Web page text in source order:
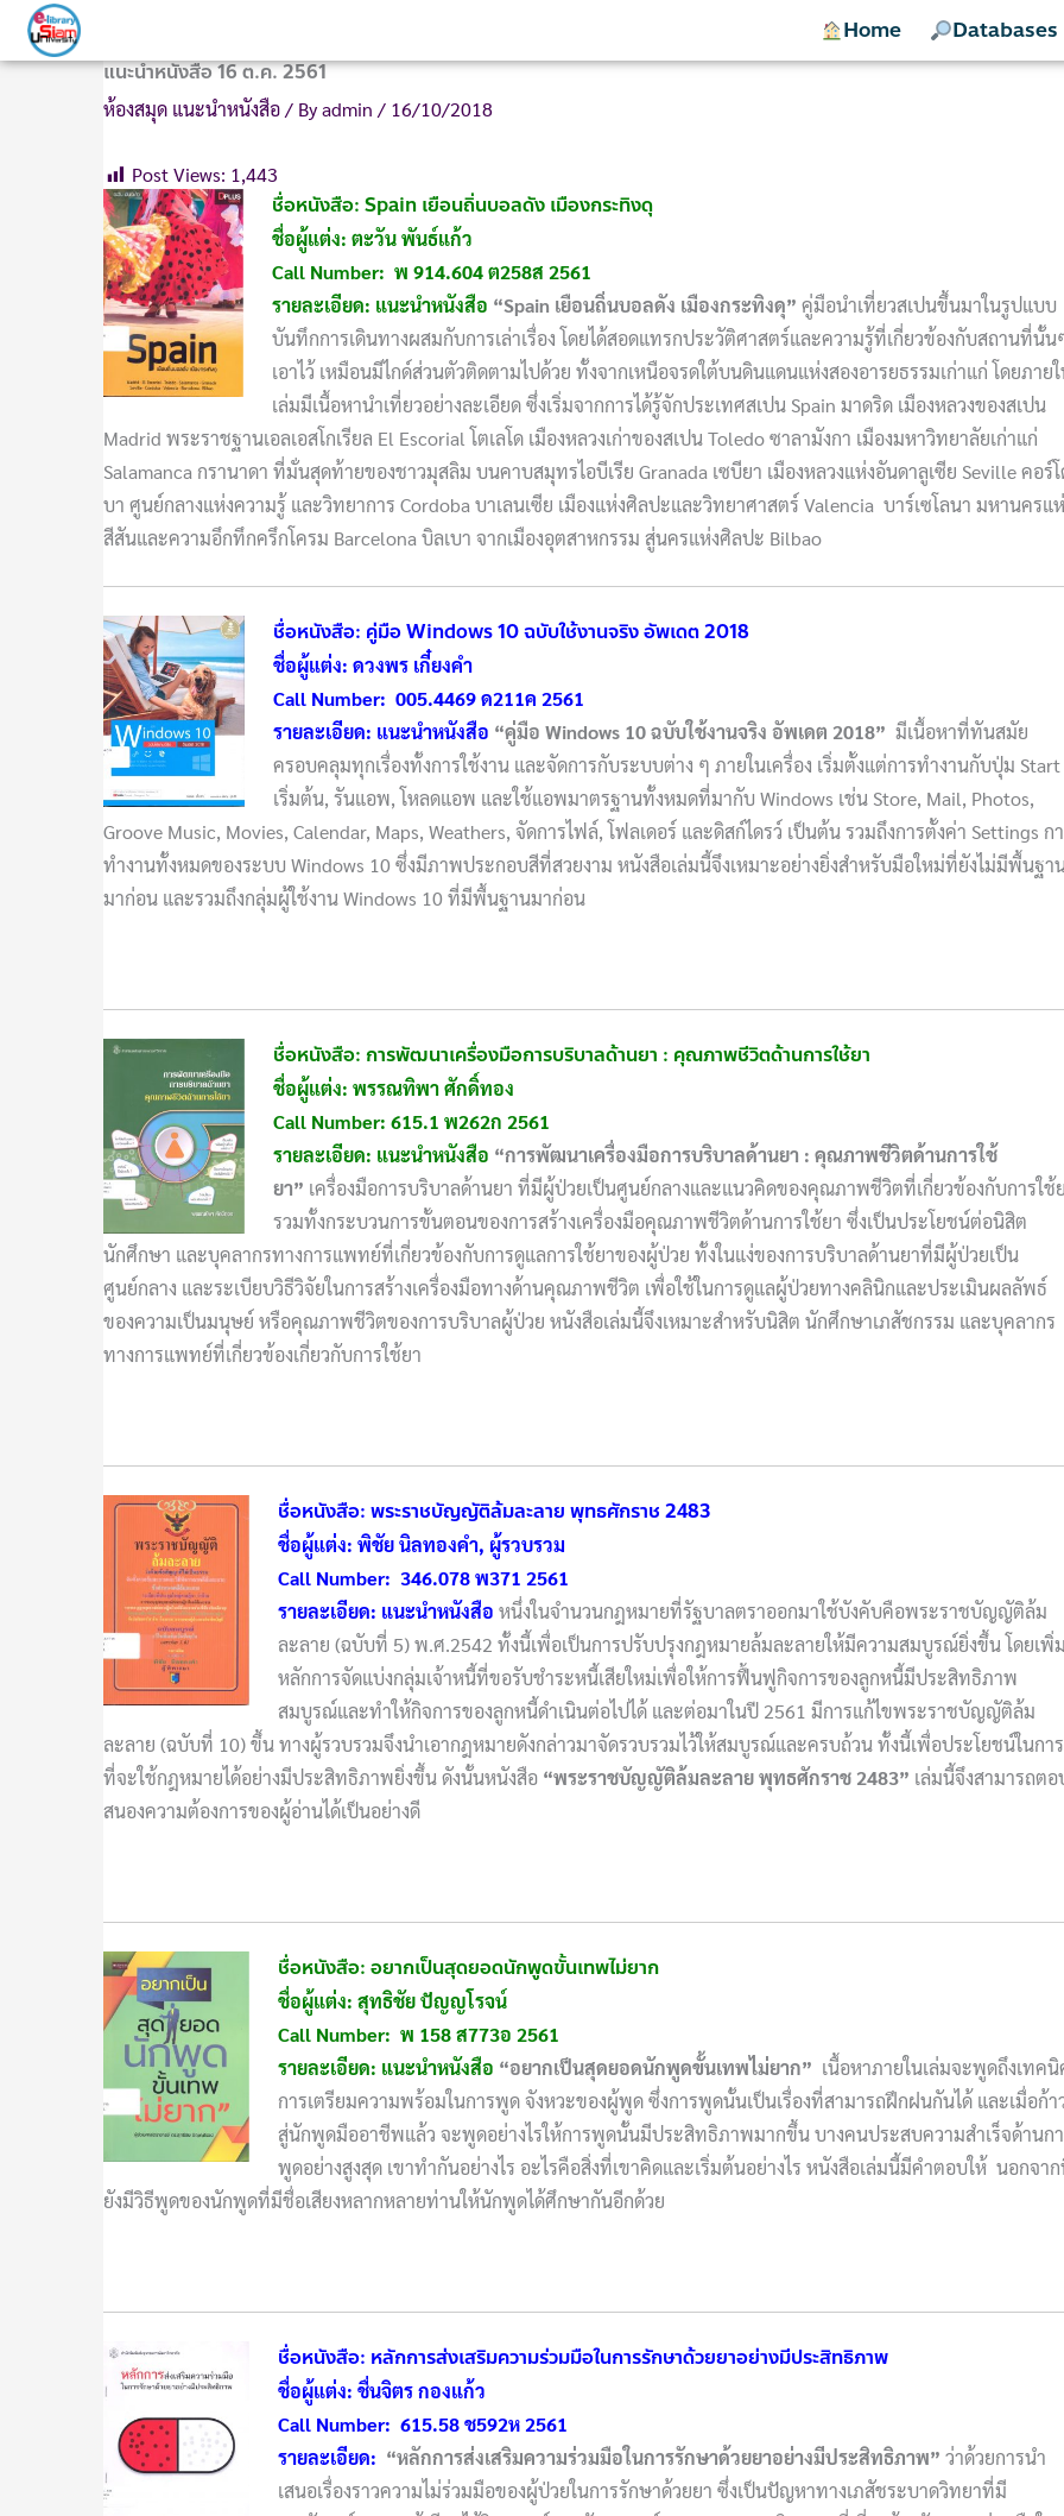
Skip
Home Databases
แนะนำหนังสือ 16 ต.ค. 2561
ห้องสมุด แนะนำหนังสือ/ Byadmin / 16/10/2018
Post Views: 1,443
ชื่อหนังสือ: Spain เยือนถิ่นบอลดัง เมืองกระทิงดุ
ชื่อผู้แต่ง: ตะวัน พันธ์แก้ว
Call Number: พ 914.604 ต258ส 2561
รายละเอียด: แนะนำหนังสือ “Spain เยือนถิ่นบอลดัง เมืองกระทิงดุ” คู่มือนำเที่ยวสเปนขึ้นมาในรูปแบบ
บันทึกการเดินทางผสมกับการเล่าเรื่อง โดยได้สอดแทรกประวัติศาสตร์และความรู้ที่เกี่ยวข้องกับสถานที่นั้น
เอาไว้ เหมือนมีไกด์ส่วนตัวติดตามไปด้วย ทั้งจากเหนือจรดใต้บนดินแดนแห่งสองอารยธรรมเก่าแก่ โดยภาย
เล่มมีเนื้อหานำเที่ยวอย่างละเอียด ซึ่งเริ่มจากการได้รู้จักประเทศสเปน Spain มาดริด เมืองหลวงของสเปน
Madrid พระราชฐานเอลเอสโกเรียล El Escorial โตเลโด เมืองหลวงเก่าของสเปน Toledo ซาลามังกา เมืองมหาวิทยาลัยเก่าแก่
Salamanca กรานาดา ที่มั่นสุดท้ายของชาวมุสลิม บนคาบสมุทรไอบีเรีย Granada เซบียา เมืองหลวงแห่งอันดาลูเซีย Seville คอร์
บา ศูนย์กลางแห่งความรู้ และวิทยาการ Cordoba บาเลนเซีย เมืองแห่งศิลปะและวิทยาศาสตร์ Valencia บาร์เซโลนา มหานครแ
สีสันและความอึกทึกครึกโครม Barcelona บิลเบา จากเมืองอุตสาหกรรม สู่นครแห่งศิลปะ Bilbao
ชื่อหนังสือ: คู่มือ Windows 10 ฉบับใช้งานจริง อัพเดต 2018
ชื่อผู้แต่ง: ดวงพร เกี๋ยงคำ
Call Number: 005.4469 ด211ค 2561
รายละเอียด: แนะนำหนังสือ “คู่มือ Windows 10ฉบับใช้งานจริง อัพเดต 2018” มีเนื้อหาที่ทันสมัย
ครอบคลุมทุกเรื่องทั้งการใช้งาน และจัดการกับระบบต่าง ๆ ภายในเครื่อง เริ่มตั้งแต่การทำงานกับปุ่ม Start
เริ่มต้น, รันแอพ, โหลดแอพ และใช้แอพมาตรฐานทั้งหมดที่มากับ Windows เช่น Store, Mail, Photos,
Groove Music, Movies, Calendar, Maps, Weathers, จัดการไฟล์, โฟลเดอร์ และดิสก์ไดรว์ เป็นต้น รวมถึงการตั้งค่า Settings ก
ทำงานทั้งหมดของระบบ Windows 10 ซึ่งมีภาพประกอบสีที่สวยงาม หนังสือเล่มนี้จึงเหมาะอย่างยิ่งสำหรับมือใหม่ที่ยังไม่มีพื้นฐา
มาก่อน และรวมถึงกลุ่มผู้ใช้งาน Windows 10 ที่มีพื้นฐานมาก่อน
ชื่อหนังสือ: การพัฒนาเครื่องมือการบริบาลด้านยา : คุณภาพชีวิตด้านการใช้ยา
ชื่อผู้แต่ง: พรรณทิพา ศักดิ์ทอง
Call Number: 615.1 พ262ก 2561
รายละเอียด: แนะนำหนังสือ “การพัฒนาเครื่องมือการบริบาลด้านยา : คุณภาพชีวิตด้านการใช้
ยา” เครื่องมือการบริบาลด้านยา ที่มีผู้ป่วยเป็นศูนย์กลางและแนวคิดของคุณภาพชีวิตที่เกี่ยวข้องกับการใช้
รวมทั้งกระบวนการขั้นตอนของการสร้างเครื่องมือคุณภาพชีวิตด้านการใช้ยา ซึ่งเป็นประโยชน์ต่อนิสิต
นักศึกษา และบุคลากรทางการแพทย์ที่เกี่ยวข้องกับการดูแลการใช้ยาของผู้ป่วย ทั้งในแง่ของการบริบาลด้านยาที่มีผู้ป่วยเป็น
ศูนย์กลาง และระเบียบวิธีวิจัยในการสร้างเครื่องมือทางด้านคุณภาพชีวิต เพื่อใช้ในการดูแลผู้ป่วยทางคลินิกและประเมินผลลัพธ์
ของความเป็นมนุษย์ หรือคุณภาพชีวิตของการบริบาลผู้ป่วย หนังสือเล่มนี้จึงเหมาะสำหรับนิสิต นักศึกษาเภสัชกรรม และบุคลากร
ทางการแพทย์ที่เกี่ยวข้องเกี่ยวกับการใช้ยา
ชื่อหนังสือ: พระราชบัญญัติล้มละลาย พุทธศักราช 2483
ชื่อผู้แต่ง: พิชัย นิลทองคำ, ผู้รวบรวม
Call Number: 346.078 พ371 2561
รายละเอียด: แนะนำหนังสือ หนึ่งในจำนวนกฎหมายที่รัฐบาลตราออกมาใช้บังคับคือพระราชบัญญัติล้ม
ละลาย (ฉบับที่ 5) พ.ศ.2542 ทั้งนี้เพื่อเป็นการปรับปรุงกฎหมายล้มละลายให้มีความสมบูรณ์ยิ่งขึ้น โดยเพิ่
หลักการจัดแบ่งกลุ่มเจ้าหนี้ที่ขอรับชำระหนี้เสียใหม่เพื่อให้การฟื้นฟูกิจการของลูกหนี้มีประสิทธิภาพ
สมบูรณ์และทำให้กิจการของลูกหนี้ดำเนินต่อไปได้ และต่อมาในปี 2561 มีการแก้ไขพระราชบัญญัติล้ม
ละลาย (ฉบับที่ 10) ขึ้น ทางผู้รวบรวมจึงนำเอากฎหมายดังกล่าวมาจัดรวบรวมไว้ให้สมบูรณ์และครบถ้วน ทั้งนี้เพื่อประโยชน์ในการ
ที่จะใช้กฎหมายได้อย่างมีประสิทธิภาพยิ่งขึ้น ดังนั้นหนังสือ “พระราชบัญญัติล้มละลาย พุทธศักราช 2483” เล่มนี้จึงสามารถตอ
สนองความต้องการของผู้อ่านได้เป็นอย่างดี
ชื่อหนังสือ: อยากเป็นสุดยอดนักพูดขั้นเทพไม่ยาก
ชื่อผู้แต่ง: สุทธิชัย ปัญญโรจน์
Call Number: พ 158 ส773อ 2561
รายละเอียด: แนะนำหนังสือ “อยากเป็นสุดยอดนักพูดขั้นเทพไม่ยาก” เนื้อหาภายในเล่มจะพูดถึงเทค
การเตรียมความพร้อมในการพูด จังหวะของผู้พูด ซึ่งการพูดนั้นเป็นเรื่องที่สามารถฝึกฝนกันได้ และเมื่อก้า
สู่นักพูดมืออาชีพแล้ว จะพูดอย่างไรให้การพูดนั้นมีประสิทธิภาพมากขึ้น บางคนประสบความสำเร็จด้านก
พูดอย่างสูงสุด เขาทำกันอย่างไร อะไรคือสิ่งที่เขาคิดและเริ่มต้นอย่างไร หนังสือเล่มนี้มีคำตอบให้ นอกจา
ยังมีวิธีพูดของนักพูดที่มีชื่อเสียงหลากหลายท่านให้นักพูดได้ศึกษากันอีกด้วย
ชื่อหนังสือ: หลักการส่งเสริมความร่วมมือในการรักษาด้วยยาอย่างมีประสิทธิภาพ
ชื่อผู้แต่ง: ชื่นจิตร กองแก้ว
Call Number: 615.58 ช592ห 2561
รายละเอียด: “หลักการส่งเสริมความร่วมมือในการรักษาด้วยยาอย่างมีประสิทธิภาพ” ว่าด้วยการนำ
เสนอเรื่องราวความไม่ร่วมมือของผู้ป่วยในการรักษาด้วยยา ซึ่งเป็นปัญหาทางเภสัชระบาดวิทยาที่มี